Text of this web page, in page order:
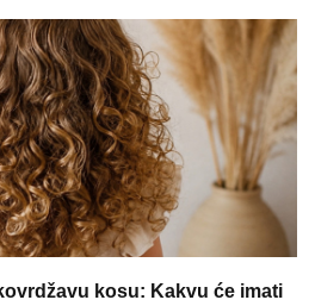
kosu: Kakvu će imati